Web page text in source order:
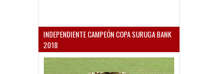
INDEPENDIENTE CAMPEÓN COPA SURUGA BANK
2018